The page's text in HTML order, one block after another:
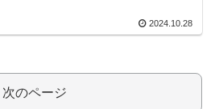
2024.10.28
次のページ